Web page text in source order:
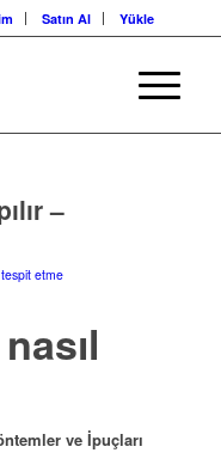
Satın Al Yükle
–
etme
ve İpuçları